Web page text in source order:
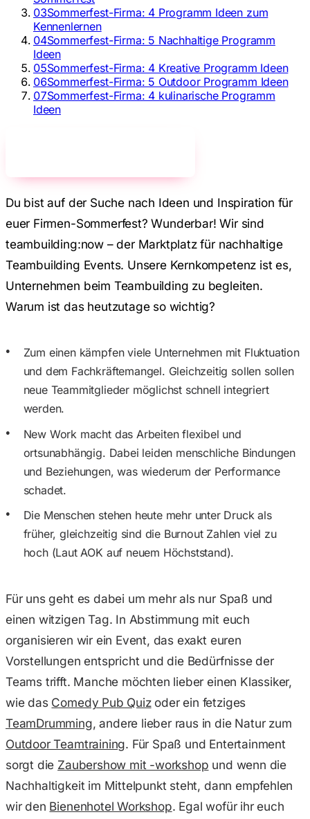
03Sommerfest-Firma: 4 Programm Ideen zum
Kennenlernen
04Sommerfest-Firma: 5 Nachhaltige Programm
Ideen
05Sommerfest-Firma: 4 Kreative Programm Ideen
06Sommerfest-Firma: 5 Outdoor Programm Ideen
07Sommerfest-Firma: 4 kulinarische Programm
Ideen
Du bist auf der Suche nach Ideen und Inspiration für
euer Firmen-Sommerfest? Wunderbar! Wir sind
teambuilding:now – der Marktplatz für nachhaltige
Teambuilding Events. Unsere Kernkompetenz ist es,
Unternehmen beim Teambuilding zu begleiten.
Warum ist das heutzutage so wichtig?
Zum einen kämpfen viele Unternehmen mit Fluktuation
und dem Fachkräftemangel. Gleichzeitig sollen sollen
neue Teammitglieder möglichst schnell integriert
werden.
New Work macht das Arbeiten flexibel und
ortsunabhängig. Dabei leiden menschliche Bindungen
und Beziehungen, was wiederum der Performance
schadet.
Die Menschen stehen heute mehr unter Druck als
früher, gleichzeitig sind die Burnout Zahlen viel zu
hoch (Laut AOK auf neuem Höchststand).
Für uns geht es dabei um mehr als nur Spaß und
einen witzigen Tag. In Abstimmung mit euch
organisieren wir ein Event, das exakt euren
Vorstellungen entspricht und die Bedürfnisse der
Teams trifft. Manche möchten lieber einen Klassiker,
wie das Comedy Pub Quizoder ein fetziges
TeamDrumming, andere lieber raus in die Natur zum
Outdoor Teamtraining. Für Spaß und Entertainment
sorgt die Zaubershow mit -workshop und wenn die
Nachhaltigkeit im Mittelpunkt steht, dann empfehlen
wir den Bienenhotel Workshop. Egal wofür ihr euch